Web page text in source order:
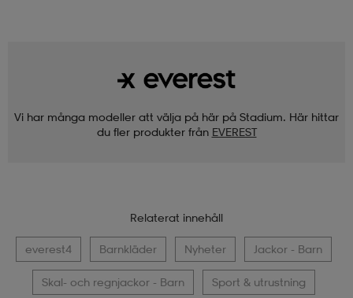
Vi har många modeller att välja på här på Stadium. Här hittar
du fler produkter från EVEREST
Relaterat innehåll
everest4 Barnkläder Nyheter Jackor - Barn
Skal- och regnjackor - Barn Sport & utrustning